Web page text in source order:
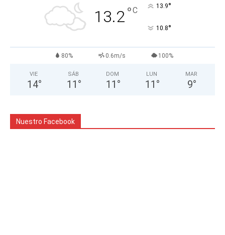
13.2°C 13.9°
10.8°
80% 0.6m/s 100%
VIE
14°
SÁB
11 °
DOM
11 °
LUN
11 °
MAR
9°
Nuestro Facebook